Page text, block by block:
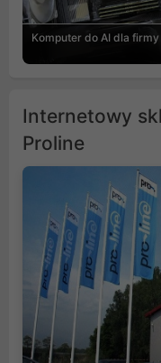
Komputer do AI dla
Internetowy
Proline